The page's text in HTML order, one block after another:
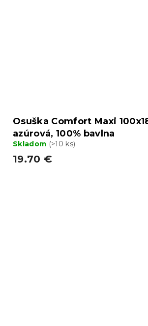
Osuška Comfort Maxi
azúrová, 100% bavlna
Skladom (>10 ks)
19.70 €